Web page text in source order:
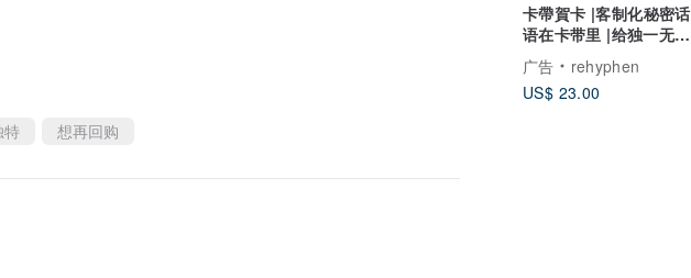
卡帶賀卡 |客制化秘密话
语在卡带里 |给独一无二
你的閨蜜生日賀卡
广告
rehyphen
US$ 23.00
特 想再回购